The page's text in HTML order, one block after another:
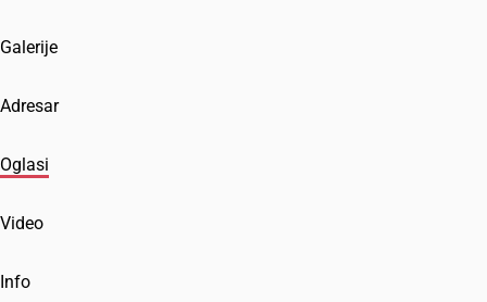
Galerije
Adresar
Oglasi
Video
Info